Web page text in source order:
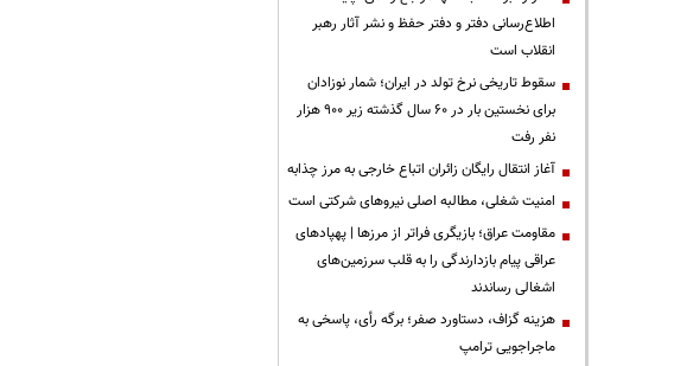
اطلاع‌رسانی دفتر و دفتر حفظ و نشر آثار رهبر
انقلاب است
سقوط تاریخی نرخ تولد در ایران؛ شمار نوزادان
برای نخستین بار در ۶۰ سال گذشته زیر ۹۰۰ هزار
نفر رفت
آغاز انتقال رایگان زائران اتباع خارجی به مرز چذابه
‌امنیت شغلی، مطالبه اصلی نیروهای شرکتی است
مقاومت عراق؛ بازیگری فراتر از مرزها | پهپادهای
عراقی پیام بازدارندگی را به قلب سرزمین‌های
اشغالی رساندند
هزینه گزاف، دستاورد صفر؛ برگه رأی، پاسخی به
ماجراجویی ترامپ